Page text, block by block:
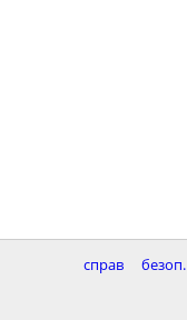
справ безоп.